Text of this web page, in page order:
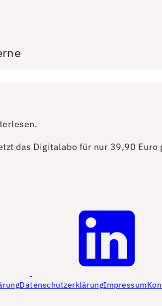
das Digitalabo für nur 39,90 Euro
DatenschutzerklärungImpressum